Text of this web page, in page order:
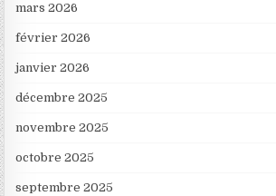
mars 2026
février 2026
janvier 2026
décembre 2025
novembre 2025
octobre 2025
septembre 2025